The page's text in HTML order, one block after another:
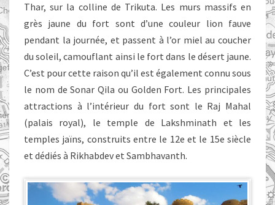
Thar, sur la colline de Trikuta. Les murs massifs en
grès jaune du fort sont d’une couleur lion fauve
pendant la journée, et passent à l’or miel au coucher
du soleil, camouflant ainsi le fort dans le désert jaune.
C’est pour cette raison qu’il est également connu sous
le nom de Sonar Qila ou Golden Fort. Les principales
attractions à l’intérieur du fort sont le Raj Mahal
(palais royal), le temple de Lakshminath et les
temples jaïns, construits entre le 12e et le 15e siècle
et dédiés à Rikhabdev et Sambhavanth.